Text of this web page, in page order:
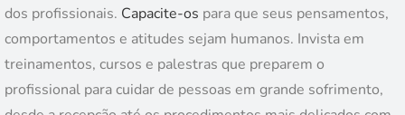
dos profissionais. Capacite-os para que seus pensamentos,
comportamentos e atitudes sejam humanos. Invista em
treinamentos, cursos e palestras que preparem o
profissional para cuidar de pessoas em grande sofrimento,